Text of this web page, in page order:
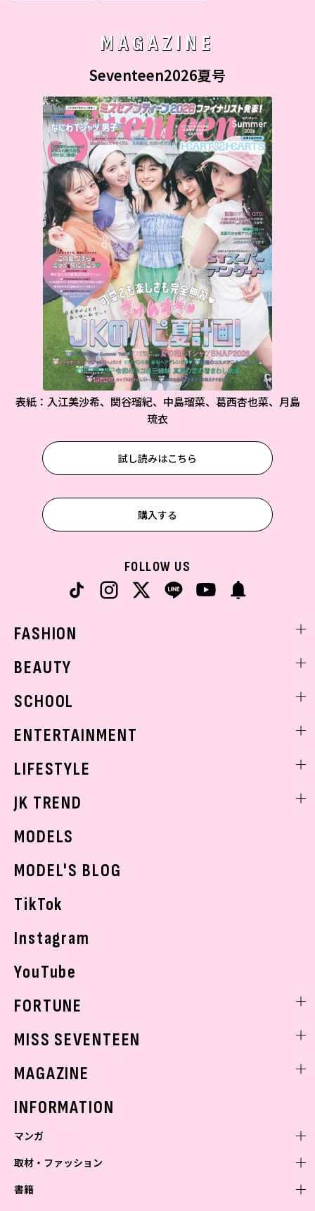
MAGAZINE
Seventeen2026夏号
表紙：入江美沙希、関谷瑠紀、中島瑠菜、葛西杏也菜、月島
琉衣
試し読みはこちら
購入する
FOLLOW US
FASHION
着回し
BEAUTY
ベストコスメ
ボディケア
SCHOOL
学校ヘアメイク
ENTERTAINMENT
K-POP
LIFESTYLE
モデルの購入品
おでかけ
JK TREND
MODELS
MODEL'S BLOG
TikTok
Instagram
YouTube
FORTUNE
MISS SEVENTEEN
MAGAZINE
INFORMATION
マンガ
少年マンガ
青年マンガ
取材・ファッション
ファッション・美容
書籍